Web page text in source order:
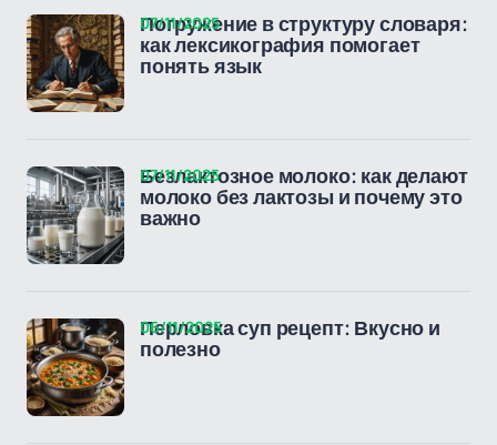
Погружение в структуру словаря:
как лексикография помогает
понять язык
07/11/2025
Безлактозное молоко: как делают
молоко без лактозы и почему это
важно
07/11/2025
Перловка суп рецепт: Вкусно и
полезно
06/11/2025